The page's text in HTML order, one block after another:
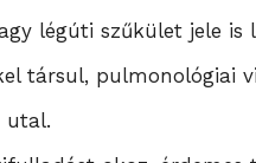
légúti szűkület jele is
társul, pulmonológiai
utal.